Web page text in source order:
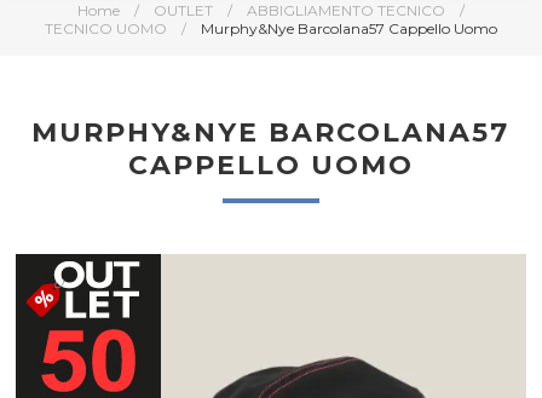
Home / OUTLET / ABBIGLIAMENTO TECNICO
/
TECNICO UOMO
/ Murphy&Nye Barcolana57 Cappello Uomo
MURPHY&NYE BARCOLANA57
CAPPELLO UOMO